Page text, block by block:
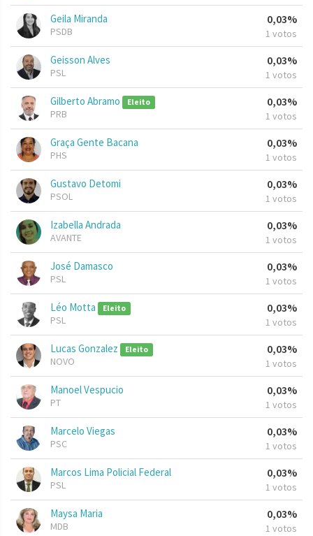
Geila Miranda
PSDB
0,03%
1 votos
Geisson Alves
PSL
0,03%
1 votos
Gilberto Abramo Eleito
PRB
0,03%
1 votos
Graça Gente Bacana
PHS
0,03%
1 votos
Gustavo Detomi
PSOL
0,03%
1 votos
Izabella Andrada
AVANTE
0,03%
1 votos
José Damasco
PSL
0,03%
1 votos
Léo Motta Eleito
PSL
0,03%
1 votos
Lucas Gonzalez Eleito
NOVO
0,03%
1 votos
Manoel Vespucio
PT
0,03%
1 votos
Marcelo Viegas
PSC
0,03%
1 votos
Marcos Lima Policial Federal
PSL
0,03%
1 votos
Maysa Maria
MDB
0,03%
1 votos